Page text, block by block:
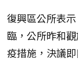
復興區公所表
臨，公所昨和
疫措施，決議